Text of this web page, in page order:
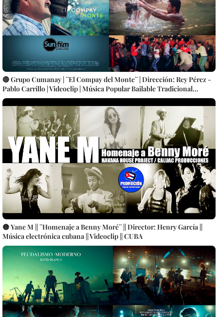
🔴 Grupo Cumanay | ¨El Compay del Monte¨ | Dirección: Rey Pérez -
Pablo Carrillo | Videoclip | Música Popular Bailable Tradicional
Cubana | Son Montuno | Punto Guajiro | Artistas Cubanos | Canción |
CUBA
🟡 Yane M || ¨Homenaje a Benny Moré¨ || Director: Henry García ||
Música electrónica cubana || Videoclip || CUBA